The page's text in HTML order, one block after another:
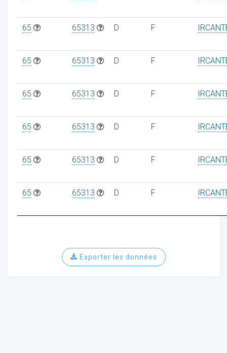
65 65313 D F
65 65313 D F
65 65313 D F
65 65313 D F
65 65313 D F
65 65313 D F
Exporter les données